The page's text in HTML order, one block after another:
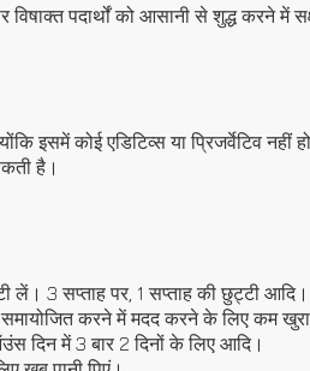
विषाक्त पदार्थों को आसानी से शुद्ध करने में
इसमें कोई एडिटिव्स या प्रिजर्वेटिव
है।
3 सप्ताह पर, 1 सप्ताह की छुट्टी आदि।
करने में मदद करने के लिए कम
दिन में 3 बार 2 दिनों के लिए आदि।